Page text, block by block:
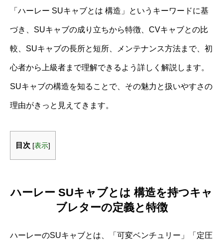
「ハーレー SUキャブとは 構造」というキーワードに基
づき、SUキャブの成り立ちから特徴、CVキャブとの比
較、SUキャブの長所と短所、メンテナンス方法まで、初
心者から上級者まで理解できるよう詳しく解説します。
SUキャブの構造を知ることで、その魅力と扱いやすさの
理由がきっと見えてきます。
目次 [表示]
ハーレー SUキャブとは 構造を持つキャ
ブレターの定義と特徴
ハーレーのSUキャブとは、「可変ベンチュリー」「定圧